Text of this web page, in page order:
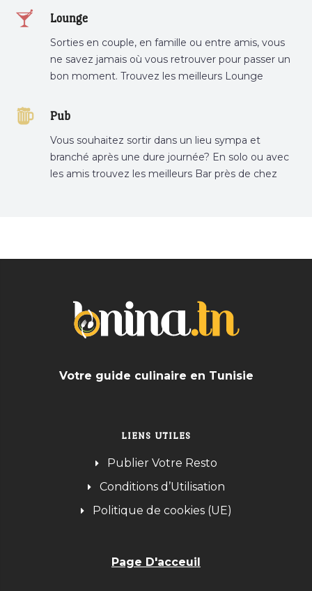
Lounge
Sorties en couple, en famille ou entre amis, vous
ne savez jamais où vous retrouver pour passer un
bon moment. Trouvez les meilleurs Lounge
Pub
Vous souhaitez sortir dans un lieu sympa et
branché après une dure journée? En solo ou avec
les amis trouvez les meilleurs Bar près de chez
Votre guide culinaire en Tunisie
LIENS UTILES
Publier Votre Resto
Conditions d’Utilisation
Politique de cookies (UE)
Page D'acceuil